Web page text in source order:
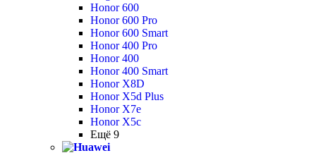
Honor 600
Honor 600 Pro
Honor 600 Smart
Honor 400 Pro
Honor 400
Honor 400 Smart
Honor X8D
Honor X5d Plus
Honor X7e
Honor X5c
Ещё 9